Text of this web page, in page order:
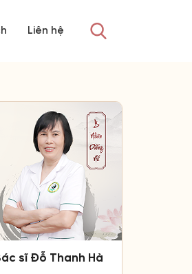
Liên hệ
sĩ Đỗ Thanh Hà